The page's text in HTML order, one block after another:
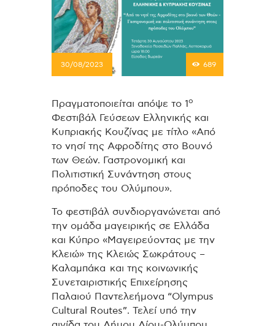
30/08/2023 689
Πραγματοποιείται απόψε το 1ο
Φεστιβάλ Γεύσεων Ελληνικής και
Κυπριακής Κουζίνας με τίτλο «Από
το νησί της Αφροδίτης στο Βουνό
των Θεών. Γαστρονομική και
Πολιτιστική Συνάντηση στους
πρόποδες του Ολύμπου».
Το φεστιβάλ συνδιοργανώνεται από
την ομάδα μαγειρικής σε Ελλάδα
και Κύπρο «Μαγειρεύοντας με την
Κλειώ» της Κλειώς Σωκράτους –
Καλαμπάκα και της κοινωνικής
Συνεταιριστικής Επιχείρησης
Παλαιού Παντελεήμονα “Olympus
Cultural Routes”. Τελεί υπό την